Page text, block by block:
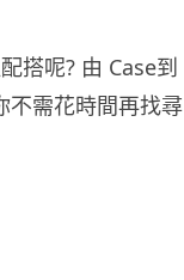
搭呢? 由 Case到
不需花時間再找尋